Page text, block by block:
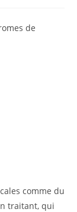
de
comme du
traitant, qui